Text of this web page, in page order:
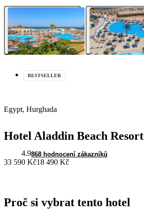
BESTSELLER
Egypt, Hurghada
Hotel Aladdin Beach Resort
4.9868 hodnocení zákazníků
33 590 Kč18 490 Kč
Proč si vybrat tento hotel